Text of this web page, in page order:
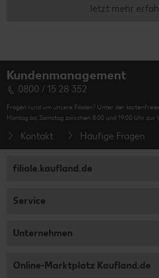
Jetzt mehr
Kundenmanagement
0800 / 15 28 352
Fragen rund um unsere Filialen? Unter der
Montag bis Samstag zwischen 8:00 und 19:00 Uhr zur
Kontakt Häufige Fragen
filiale.kaufland.de
Service
Unternehmen
Online-Marktplatz Kaufland.de